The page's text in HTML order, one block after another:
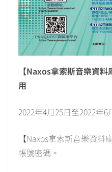
【Naxos拿索斯音樂資
用
2022年4月25日至2022年6
【Naxos拿索斯音樂資
帳號密碼。